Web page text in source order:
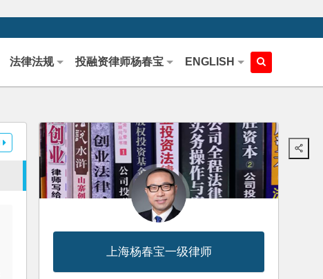
法律法规 投融资律师杨春宝 ENGLISH
上海杨春宝一级律师